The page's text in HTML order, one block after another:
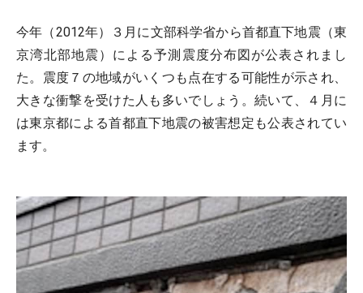
今年（2012年）３月に文部科学省から首都直下地震（東
京湾北部地震）による予測震度分布図が公表されまし
た。震度７の地域がいくつも点在する可能性が示され、
大きな衝撃を受けた人も多いでしょう。続いて、４月に
は東京都による首都直下地震の被害想定も公表されてい
ます。